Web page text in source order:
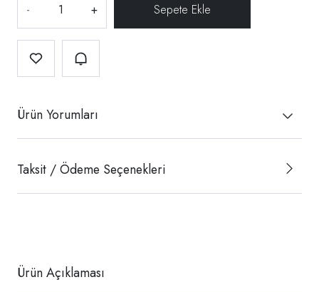
- +
Ürün Yorumları
Taksit / Ödeme Seçenekleri
Ürün Açıklaması